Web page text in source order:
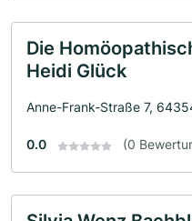
Die
Heidi Glück
Anne-Frank-Straße 7,
0.0 (0